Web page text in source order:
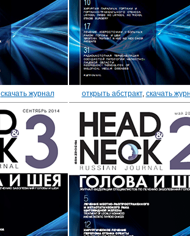
скачать журнал открыть абстракт, скачать